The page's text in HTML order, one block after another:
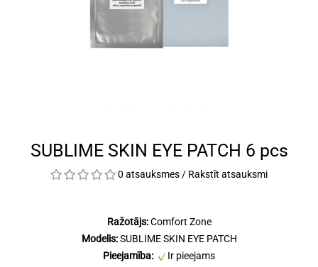
SUBLIME SKIN EYE PATCH 6 pcs
0 atsauksmes / Rakstīt atsauksmi
Ražotājs:Comfort Zone
Modelis:SUBLIME SKIN EYE PATCH
Pieejamība:
Ir pieejams